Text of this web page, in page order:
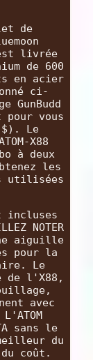
de
est livrée
de 600
en acier
ci-
GunBudd
vous
Le
X88
à deux
les
utilisées
incluses
NOTER
aiguille
pour la
Le
de l'X88,
avec
sans le
du
coût.